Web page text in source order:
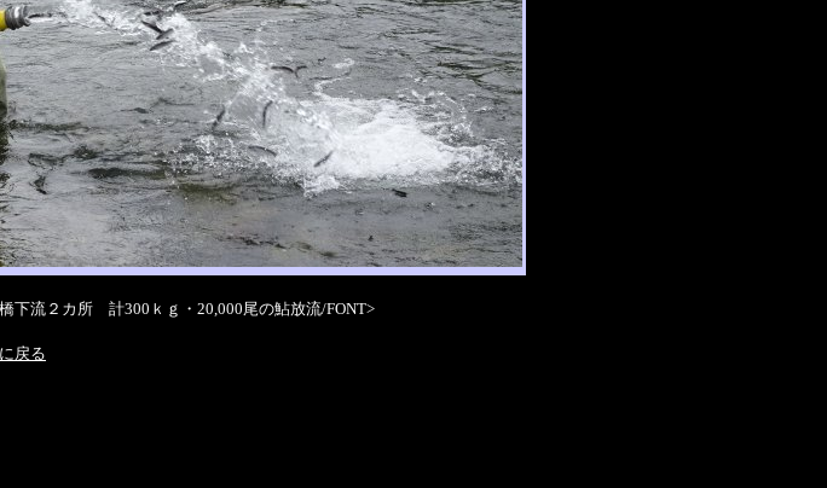
下流２カ所 計300ｋｇ・20,000尾の鮎放流/FONT>
戻る